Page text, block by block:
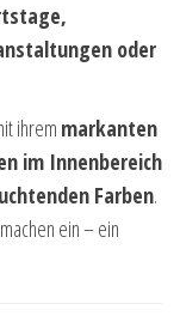
oder
ihrem markanten
im Innenbereich
Farben.
ein – ein